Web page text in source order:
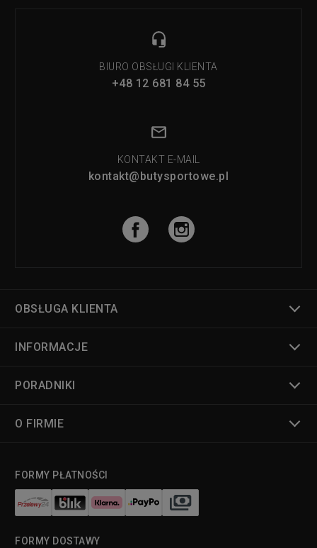
BIURO OBSŁUGI KLIENTA
+48 12 681 84 55
KONTAKT E-MAIL
kontakt@butysportowe.pl
OBSŁUGA KLIENTA
INFORMACJE
PORADNIKI
O FIRMIE
FORMY PŁATNOŚCI
FORMY DOSTAWY